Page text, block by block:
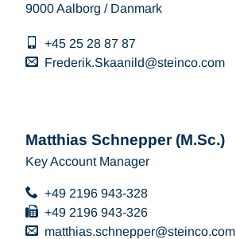
9000 Aalborg / Danmark
+45 25 28 87 87
Frederik.Skaanild
steinco com
Matthias Schnepper (M.Sc.)
Key Account Manager
+49 2196 943-328
+49 2196 943-326
matthias.schnepper
steinco com